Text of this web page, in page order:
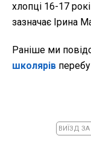
хлопці 16-17
зазначає Ірина
Раніше ми
школярів
ВИЇЗД